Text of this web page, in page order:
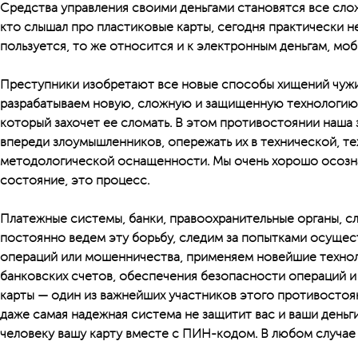
Средства управления своими деньгами становятся все
кто слышал про пластиковые карты, сегодня практически
пользуется, то же относится и к электронным деньгам,
Преступники изобретают все новые способы хищений
разрабатываем новую, сложную и защищенную
который захочет ее сломать. В этом противостоянии
впереди злоумышленников, опережать их в технической,
методологической оснащенности. Мы очень хорошо
состояние, это процесс.
Платежные системы, банки, правоохранительные органы,
постоянно ведем эту борьбу, следим за попытками
операций или мошенничества, применяем новейшие
банковских счетов, обеспечения безопасности операций
карты — один из важнейших участников этого
даже самая надежная система не защитит вас и ваши
человеку вашу карту вместе с ПИН-кодом. В любом